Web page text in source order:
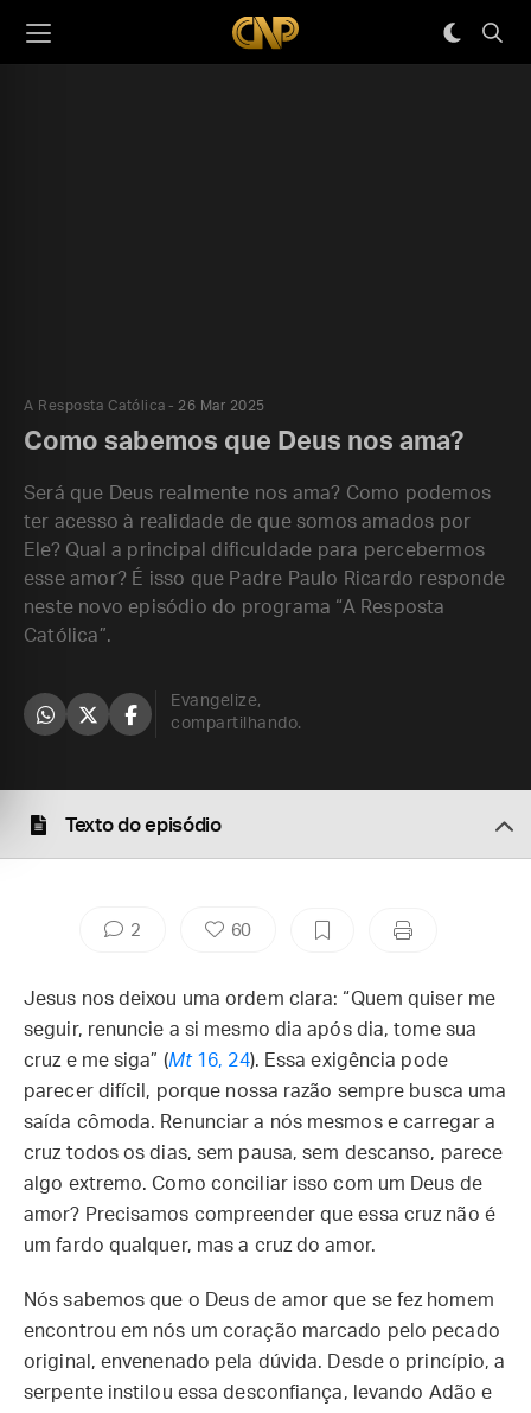
A Resposta Católica 26 Mar 2025
Como sabemos que Deus nos ama?
Será que Deus realmente nos ama? Como podemos
ter acesso à realidade de que somos amados por
Ele? Qual a principal dificuldade para percebermos
esse amor? É isso que Padre Paulo Ricardo responde
neste novo episódio do programa “A Resposta
Católica”.
Evangelize,
compartilhando.
Texto do episódio
2 60
Jesus nos deixou uma ordem clara: “Quem quiser me
seguir, renuncie a si mesmo dia após dia, tome sua
cruz e me siga” (Mt16, 24). Essa exigência pode
parecer difícil, porque nossa razão sempre busca uma
saída cômoda. Renunciar a nós mesmos e carregar a
cruz todos os dias, sem pausa, sem descanso, parece
algo extremo. Como conciliar isso com um Deus de
amor? Precisamos compreender que essa cruz não é
um fardo qualquer, mas a cruz do amor.
Nós sabemos que o Deus de amor que se fez homem
encontrou em nós um coração marcado pelo pecado
original, envenenado pela dúvida. Desde o princípio, a
serpente instilou essa desconfiança, levando Adão e